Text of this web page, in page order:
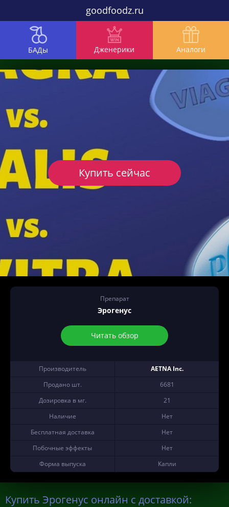
goodfoodz.ru
БАДы Дженерики Аналоги
Препарат
Эрогенус
Читать обзор
Производитель
AETNA Inc.
Продано шт.
6681
Дозировка в мг.
21
Наличие
Нет
Бесплатная доставка
Нет
Побочные эффекты
Нет
Форма выпуска
Капли
Купить сейчас
Купить Эрогенус онлайн с доставкой: